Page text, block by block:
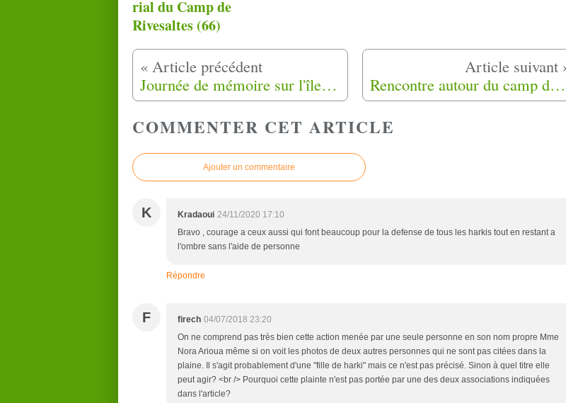
rial du Camp de
Rivesaltes (66)
Journée de mémoire sur l'île Sainte-Marguerite à Cannes (06) 24-06-2018 Rencontre autour du camp de Montmeyan (83) 56 ans après, le samedi 7 Juillet 2018
COMMENTER CET ARTICLE
Ajouter un commentaire
K Kradaoui 24/11/2020 17:10
Bravo , courage a ceux aussi qui font beaucoup pour la defense de tous les harkis tout en restant a
l'ombre sans l'aide de personne
Répondre
F firech 04/07/2018 23:20
On ne comprend pas très bien cette action menée par une seule personne en son nom propre Mme
Nora Arioua même si on voit les photos de deux autres personnes qui ne sont pas citées dans la
plaine. Il s'agit probablement d'une "fille de harki" mais ce n'est pas précisé. Sinon à quel titre elle
peut agir? <br /> Pourquoi cette plainte n'est pas portée par une des deux associations indiquées
dans l'article?